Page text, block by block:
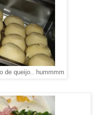
de queijo.. hummmm